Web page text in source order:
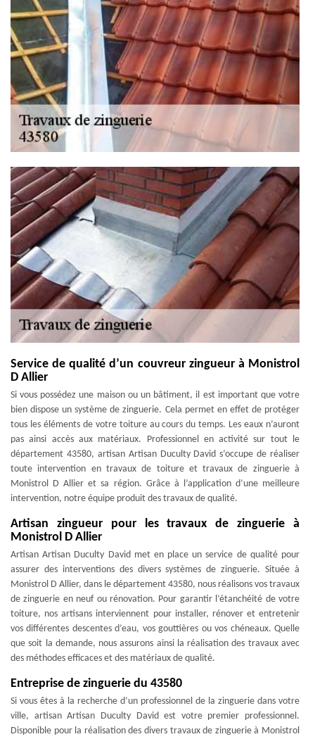
Service de qualité d’un couvreur zingueur à Monistrol
D Allier
Si vous possédez une maison ou un bâtiment, il est important que votre
bien dispose un système de zinguerie. Cela permet en effet de protéger
tous les éléments de votre toiture au cours du temps. Les eaux n’auront
pas ainsi accès aux matériaux. Professionnel en activité sur tout le
département 43580, artisan Artisan Duculty David s’occupe de réaliser
toute intervention en travaux de toiture et travaux de zinguerie à
Monistrol D Allier et sa région. Grâce à l’application d’une meilleure
intervention, notre équipe produit des travaux de qualité.
Artisan zingueur pour les travaux de zinguerie à
Monistrol D Allier
Artisan Artisan Duculty David met en place un service de qualité pour
assurer des interventions des divers systèmes de zinguerie. Située à
Monistrol D Allier, dans le département 43580, nous réalisons vos travaux
de zinguerie en neuf ou rénovation. Pour garantir l’étanchéité de votre
toiture, nos artisans interviennent pour installer, rénover et entretenir
vos différentes descentes d’eau, vos gouttières ou vos chéneaux. Quelle
que soit la demande, nous assurons ainsi la réalisation des travaux avec
des méthodes efficaces et des matériaux de qualité.
Entreprise de zinguerie du 43580
Si vous êtes à la recherche d’un professionnel de la zinguerie dans votre
ville, artisan Artisan Duculty David est votre premier professionnel.
Disponible pour la réalisation des divers travaux de zinguerie à Monistrol